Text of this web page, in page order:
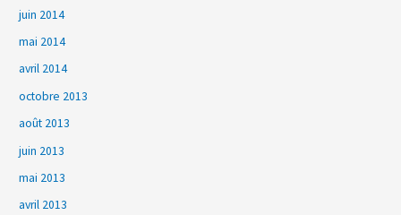
juin 2014
mai 2014
avril 2014
octobre 2013
août 2013
juin 2013
mai 2013
avril 2013